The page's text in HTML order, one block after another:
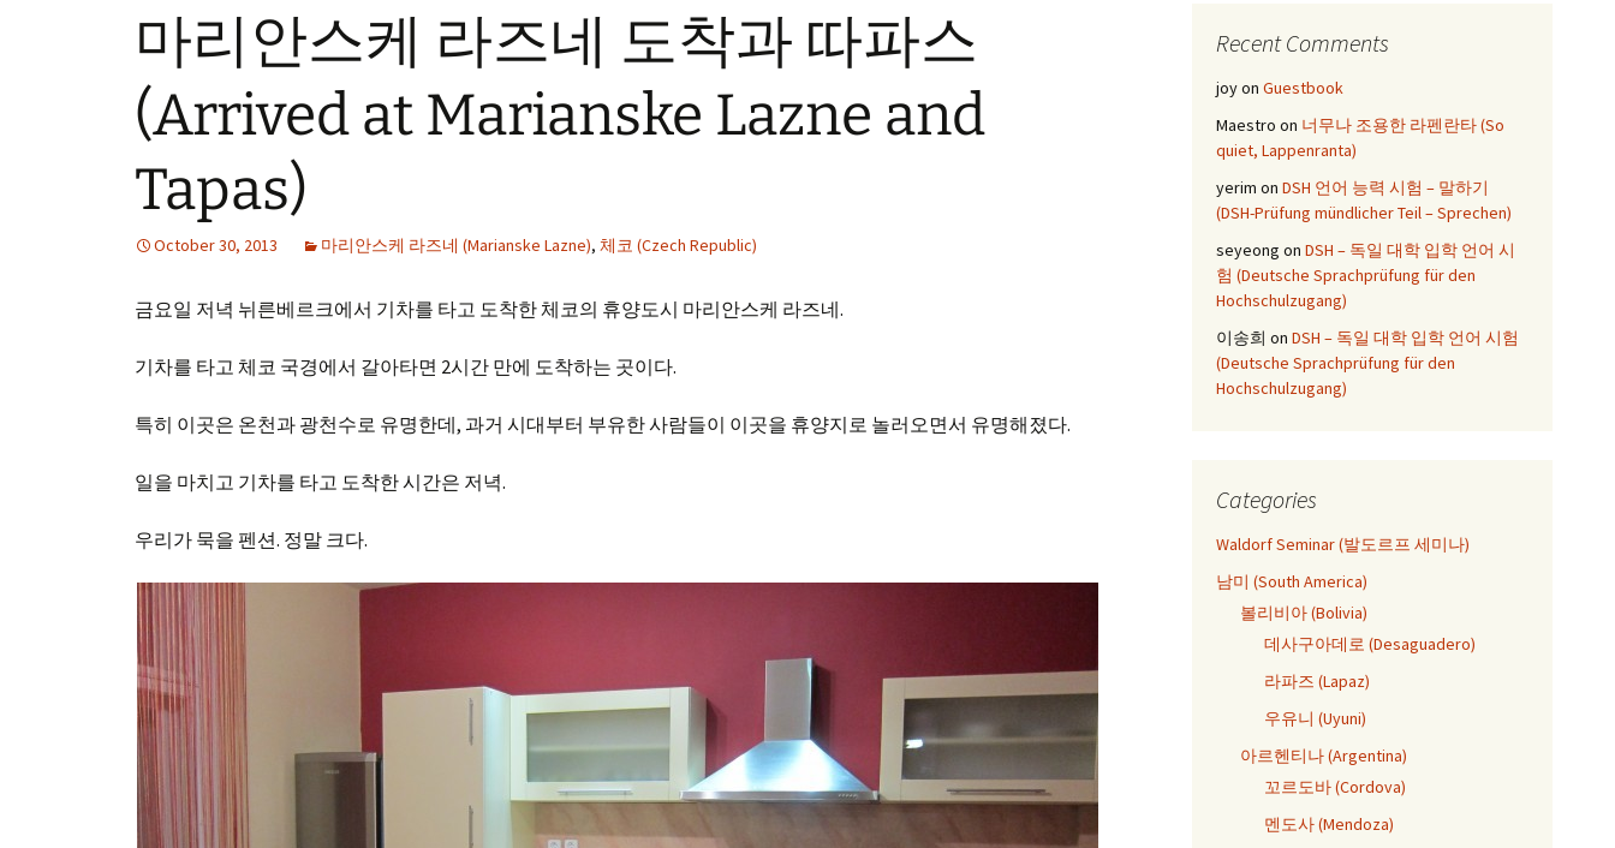
마리안스케 라즈네 도착과 따파스
(Arrived at Marianske Lazne and
Tapas)
October 30, 2013 마리안스케 라즈네 (Marianske Lazne), 체코 (Czech Republic)
금요일 저녁 뉘른베르크에서 기차를 타고 도착한 체코의 휴양도시 마리안스케 라즈네.
기차를 타고 체코 국경에서 갈아타면 2시간 만에 도착하는 곳이다.
특히 이곳은 온천과 광천수로 유명한데, 과거 시대부터 부유한 사람들이 이곳을 휴양지로 놀러오면서 유명해졌다.
일을 마치고 기차를 타고 도착한 시간은 저녁.
우리가 묵을 펜션. 정말 크다.
Recent Comments
joyon Guestbook
Maestro on 너무나 조용한 라펜란타 (So
quiet, Lappenranta)
yerim on DSH 언어 능력 시험 – 말하기
(DSH-Prüfung mündlicher Teil – Sprechen)
seyeong on DSH – 독일 대학 입학 언어 시
험 (Deutsche Sprachprüfung für den
Hochschulzugang)
이송희 on DSH – 독일 대학 입학 언어 시험
(Deutsche Sprachprüfung für den
Hochschulzugang)
Categories
Waldorf Seminar (발도르프 세미나)
남미 (South America)
볼리비아 (Bolivia)
데사구아데로 (Desaguadero)
라파즈 (Lapaz)
우유니 (Uyuni)
아르헨티나 (Argentina)
꼬르도바 (Cordova)
멘도사 (Mendoza)